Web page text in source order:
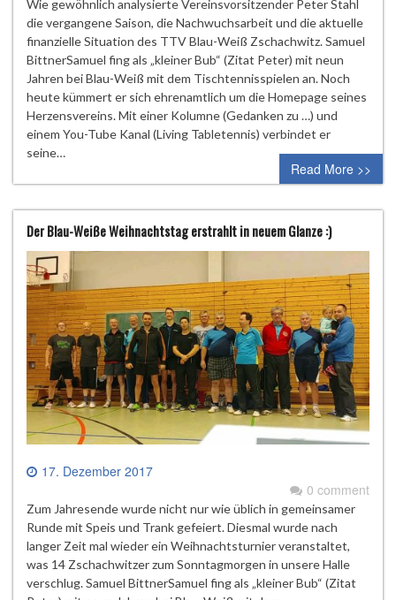
Wie gewöhnlich analysierte Vereinsvorsitzender Peter Stahl
die vergangene Saison, die Nachwuchsarbeit und die aktuelle
finanzielle Situation des TTV Blau-Weiß Zschachwitz. Samuel
BittnerSamuel fing als „kleiner Bub“ (Zitat Peter) mit neun
Jahren bei Blau-Weiß mit dem Tischtennisspielen an. Noch
heute kümmert er sich ehrenamtlich um die Homepage seines
Herzensvereins. Mit einer Kolumne (Gedanken zu …) und
einem You-Tube Kanal (Living Tabletennis) verbindet er
seine…
Read More >>
Der Blau-Weiße Weihnachtstag erstrahlt in neuem Glanze :)
17. Dezember 2017
0 comment
Zum Jahresende wurde nicht nur wie üblich in gemeinsamer
Runde mit Speis und Trank gefeiert. Diesmal wurde nach
langer Zeit mal wieder ein Weihnachtsturnier veranstaltet,
was 14 Zschachwitzer zum Sonntagmorgen in unsere Halle
verschlug. Samuel BittnerSamuel fing als „kleiner Bub“ (Zitat